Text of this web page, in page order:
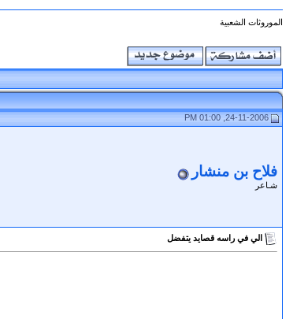
الموروثات الشعبية
24-11-2006, 01:00 PM
فلاح بن منشار
شـاعر
الي في راسه قصايد يتفضل